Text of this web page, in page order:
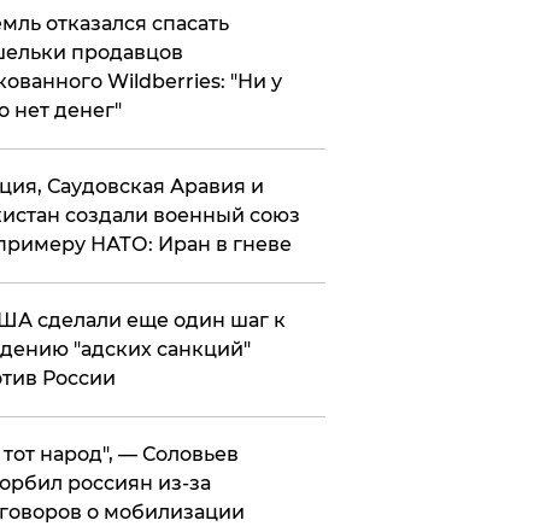
отказался спасать
продавцов
Wildberries: "Ни у
нет денег"
Саудовская Аравия и
создали военный союз
НАТО: Иран в гневе
сделали еще один шаг к
"адских санкций"
России
народ", — Соловьев
россиян из-за
о мобилизации